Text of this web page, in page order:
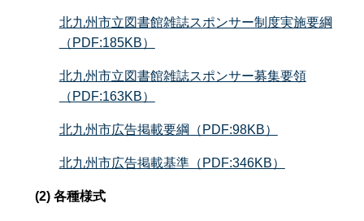
北九州市立図書館雑誌スポンサー制度実施要綱
（PDF:185KB）
北九州市立図書館雑誌スポンサー募集要領
（PDF:163KB）
北九州市広告掲載要綱（PDF:98KB）
北九州市広告掲載基準（PDF:346KB）
(2) 各種様式